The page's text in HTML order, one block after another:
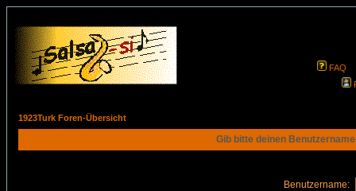
FAQ
1923Turk Foren-Übersicht
Gib bitte deinen
Benutzername: